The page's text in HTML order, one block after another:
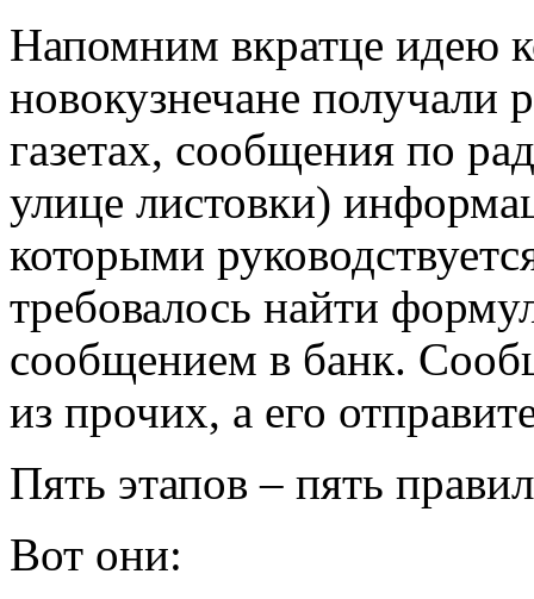
Напомним вкратце идею
новокузнечане получали
газетах, сообщения по
улице листовки)
которыми
требовалось найти
сообщением в банк.
из прочих, а его
Пять этапов – пять
Вот они: